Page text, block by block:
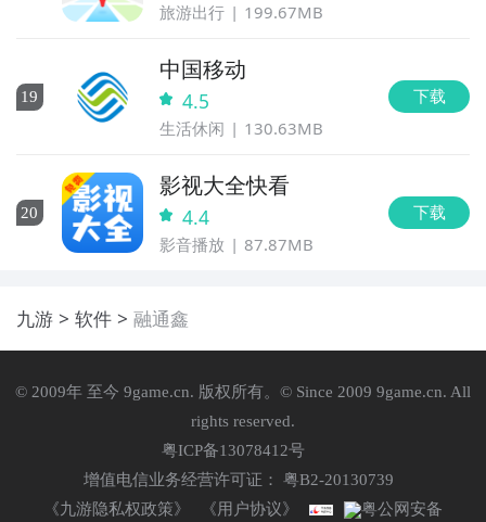
旅游出行 199.67MB
19
中国移动
4.5
生活休闲 130.63MB
下载
20
影视大全快看
4.4
影音播放 87.87MB
下载
九游 软件 融通鑫
© 2009年 至今 9game.cn. 版权所有。© Since 2009 9game.cn. All
rights reserved.
粤ICP备13078412号
增值电信业务经营许可证： 粤B2-20130739
《九游隐私权政策》
《用户协议》 粤公网安备